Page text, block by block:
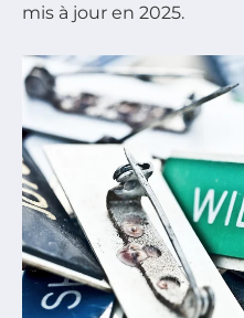
mis à jour en 2025.